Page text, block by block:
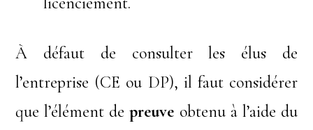
À défaut de consulter les élus de
l’entreprise (CE ou DP), il faut considérer
que l’élément depreuve obtenu à l’aide du